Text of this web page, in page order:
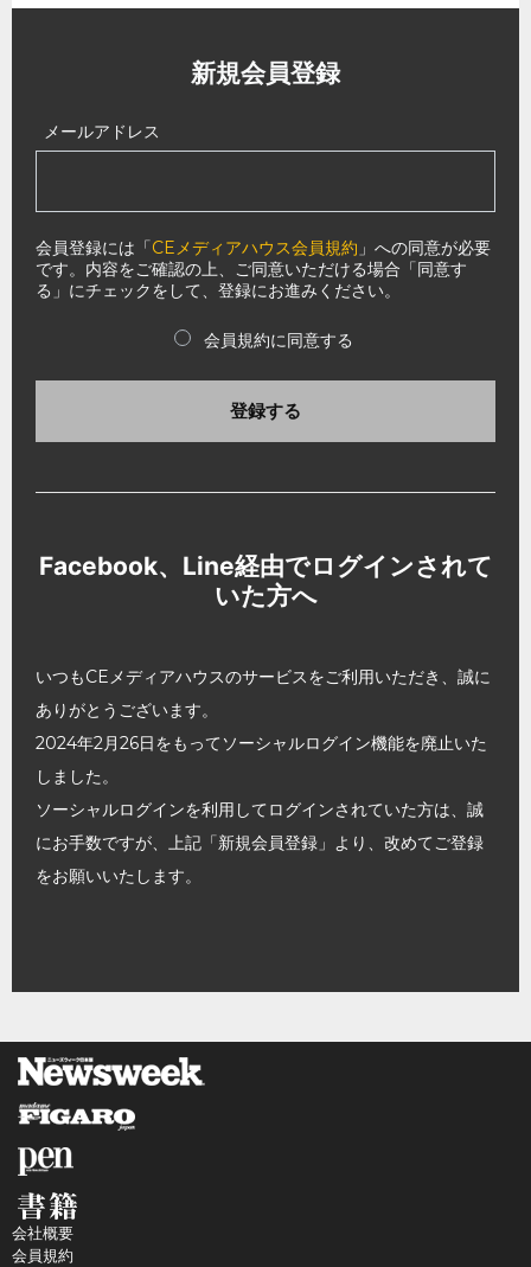
新規会員登録
メールアドレス
会員登録には「CEメディアハウス会員規約 」への同意が必要
です。内容をご確認の上、ご同意いただける場合「同意す
る」にチェックをして、登録にお進みください。
会員規約に同意する
登録する
Facebook、Line経由でログインされて
いた方へ
いつもCEメディアハウスのサービスをご利用いただき、誠に
ありがとうございます。
2024年2月26日をもってソーシャルログイン機能を廃止いた
しました。
ソーシャルログインを利用してログインされていた方は、誠
にお手数ですが、上記「新規会員登録」より、改めてご登録
をお願いいたします。
会社概要
会員規約